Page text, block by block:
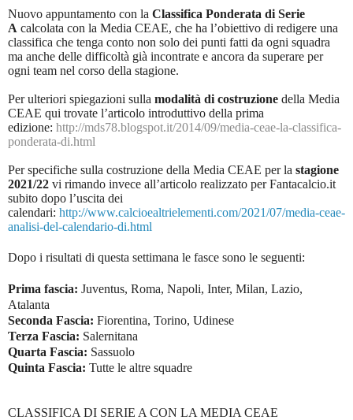
Nuovo appuntamento con la Classifica Ponderata di Serie
A calcolata con la Media CEAE, che ha l’obiettivo di redigere una
classifica che tenga conto non solo dei punti fatti da ogni squadra
ma anche delle difficoltà già incontrate e ancora da superare per
ogni team nel corso della stagione.
Per ulteriori spiegazioni sulla modalità di costruzione della Media
CEAE qui trovate l’articolo introduttivo della prima
edizione: http://mds78.blogspot.it/2014/09/media-ceae-la-classifica-
ponderata-di.html
Per specifiche sulla costruzione della Media CEAE per la stagione
2021/22 vi rimando invece all’articolo realizzato per Fantacalcio.it
subito dopo l’uscita dei
calendari: http://www.calcioealtrielementi.com/2021/07/media-ceae-
analisi-del-calendario-di.html
Dopo i risultati di questa settimana le fasce sono le seguenti:
Prima fascia: Juventus, Roma, Napoli, Inter, Milan, Lazio,
Atalanta
Seconda Fascia: Fiorentina, Torino, Udinese
Terza Fascia: Salernitana
Quarta Fascia: Sassuolo
Quinta Fascia: Tutte le altre squadre
CLASSIFICA DI SERIE A CON LA MEDIA CEAE